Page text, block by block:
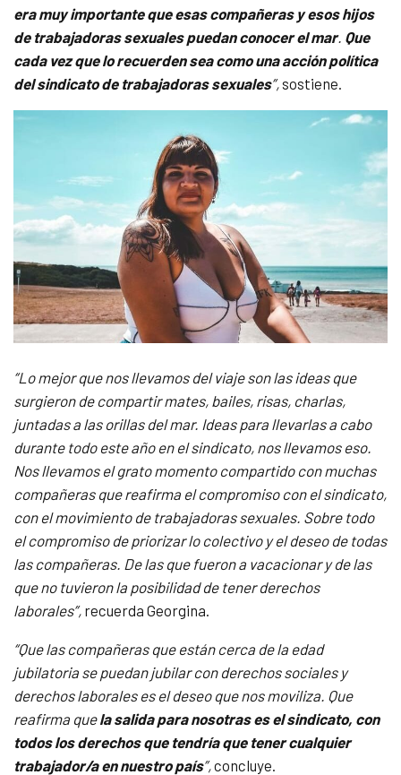
era muy importante que esas compañeras y esos hijos
de trabajadoras sexuales puedan conocer el mar. Que
cada vez que lo recuerden sea como una acción política
del sindicato de trabajadoras sexuales”,sostiene.
“Lo mejor que nos llevamos del viaje son las ideas que
surgieron de compartir mates, bailes, risas, charlas,
juntadas a las orillas del mar. Ideas para llevarlas a cabo
durante todo este año en el sindicato, nos llevamos eso.
Nos llevamos el grato momento compartido con muchas
compañeras que reafirma el compromiso con el sindicato,
con el movimiento de trabajadoras sexuales. Sobre todo
el compromiso de priorizar lo colectivo y el deseo de todas
las compañeras. De las que fueron a vacacionar y de las
que no tuvieron la posibilidad de tener derechos
laborales”, recuerda Georgina.
“Que las compañeras que están cerca de la edad
jubilatoria se puedan jubilar con derechos sociales y
derechos laborales es el deseo que nos moviliza. Que
reafirma quela salida para nosotras es el sindicato, con
todos los derechos que tendría que tener cualquier
trabajador/a en nuestro país”,concluye.